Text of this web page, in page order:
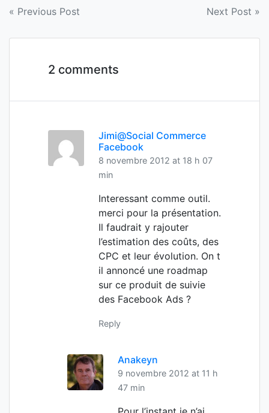
Navigation
de
l’article
« Previous Post Next Post »
2 comments
Jimi@Social Commerce
Facebook
8 novembre 2012 at 18 h 07
min
Interessant comme outil.
merci pour la présentation.
Il faudrait y rajouter
l’estimation des coûts, des
CPC et leur évolution. On t
il annoncé une roadmap
sur ce produit de suivie
des Facebook Ads ?
Reply
Anakeyn
9 novembre 2012 at 11 h
47 min